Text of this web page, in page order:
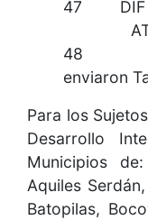
47 DIF
ATA/
48
enviaron
Para los
Desarrollo
Municipios
Aquiles
Batopilas,